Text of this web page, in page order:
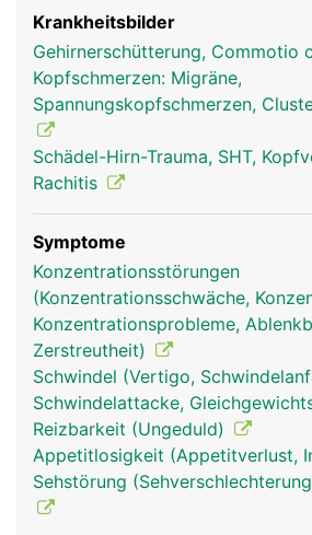
Keilbein sowie in den
grossen Knochen, dem
und weiteren kleinen Knochen
Nasenbein unterteilt werden.
Schädel Frau Schädel Mann
Krankheitsbilder
Gehirnerschütterung, Commotio
Kopfschmerzen: Migräne,
Spannungskopfschmerzen,
Schädel-Hirn-Trauma, SHT,
Rachitis
Symptome
Konzentrationsstörungen
(Konzentrationsschwäche,
Konzentrationsprobleme,
Zerstreutheit)
Schwindel (Vertigo,
Schwindelattacke,
Reizbarkeit (Ungeduld)
Appetitlosigkeit (Appetitverlust,
Sehstörung